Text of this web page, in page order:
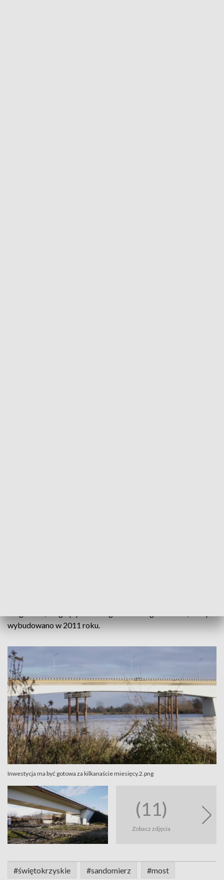
wybudowano w 2011 roku.
Inwestycja ma być gotowa za kilkanaście miesięcy.2.png
(11)
Zobacz zdjęcia
#świętokrzyskie #sandomierz #most